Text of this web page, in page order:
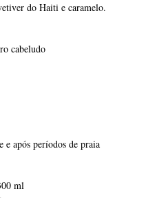
do Haiti e caramelo.
cabeludo
e após períodos de praia
ml